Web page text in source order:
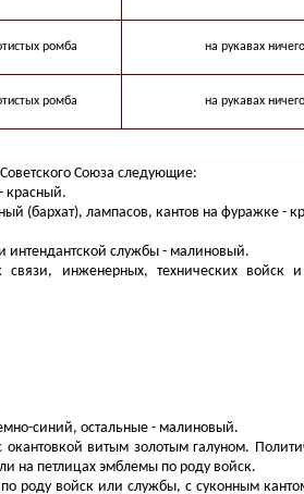
ромба на рукавах
ромба на рукавах
Союза следующие:
красный.
(бархат), лампасов, кантов на фуражке -
интендантской службы - малиновый.
инженерных, технических войск
синий, остальные - малиновый.
витым золотым галуном.
на петлицах эмблемы по роду войск.
роду войск или службы, с суконным